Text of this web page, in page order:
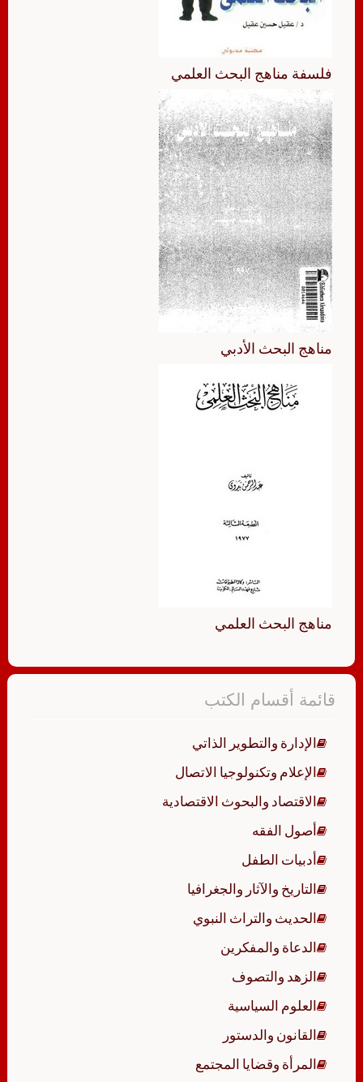
فلسفة مناهج البحث العلمي
مناهج البحث الأدبي
مناهج البحث العلمي
قائمة أقسام الكتب
الإدارة والتطوير الذاتي
الإعلام وتكنولوجيا الاتصال
الاقتصاد والبحوث الاقتصادية
أصول الفقه
أدبيات الطفل
التاريخ والآثار والجغرافيا
الحديث والتراث النبوي
الدعاة والمفكرين
الزهد والتصوف
العلوم السياسية
القانون والدستور
المرأة وقضايا المجتمع